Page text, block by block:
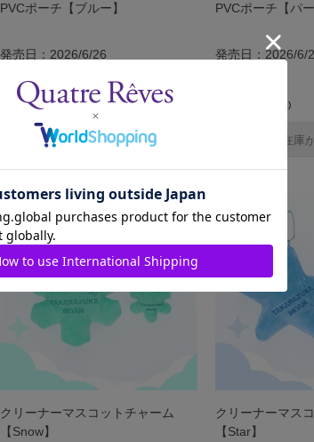
PVCポーチ【ブルー】
発売日：2026/6/26
￥1,500 (税込)
在庫がありません
PVCポーチ【パー
発売日：2026/6/
(税込)
在庫
クリーナーマスコットチャーム
【Snow】
クリーナーマス
【Star】